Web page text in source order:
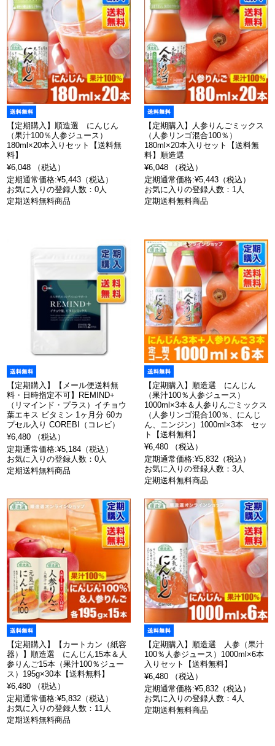
【定期購入】順造選 にんじん
（果汁100％人参ジュース）
180ml×20本入りセット【送料無
料】
¥6,048 （税込）
定期通常価格:¥5,443（税込）
お気に入りの登録人数：0人
定期送料無料商品
【定期購入】人参りんごミックス
（人参リンゴ混合100％）
180ml×20本入りセット【送料無
料】順造選
¥6,048 （税込）
定期通常価格:¥5,443（税込）
お気に入りの登録人数：1人
定期送料無料商品
【定期購入】【メール便送料無
料・日時指定不可】REMIND+
（リマインド・プラス）イチョウ
葉エキス ビタミン 1ヶ月分 60カ
プセル入り COREBI（コレビ）
¥6,480 （税込）
定期通常価格:¥5,184（税込）
お気に入りの登録人数：0人
定期送料無料商品
【定期購入】順造選 にんじん
（果汁100％人参ジュース）
1000ml×3本＆人参りんごミックス
（人参リンゴ混合100％、にんじ
ん、ニンジン）1000ml×3本 セッ
ト【送料無料】
¥6,480 （税込）
定期通常価格:¥5,832（税込）
お気に入りの登録人数：3人
定期送料無料商品
【定期購入】【カートカン（紙容
器）】順造選 にんじん15本＆人
参りんご15本（果汁100％ジュー
ス）195g×30本【送料無料】
¥6,480 （税込）
定期通常価格:¥5,832（税込）
お気に入りの登録人数：11人
定期送料無料商品
【定期購入】順造選 人参（果汁
100％人参ジュース）1000ml×6本
入りセット【送料無料】
¥6,480 （税込）
定期通常価格:¥5,832（税込）
お気に入りの登録人数：4人
定期送料無料商品